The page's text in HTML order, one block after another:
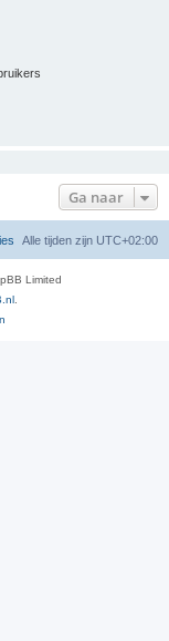
Ga naar
Alle tijden zijn UTC+02:00
Limited